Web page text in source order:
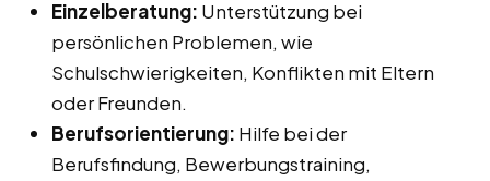
Einzelberatung: Unterstützung bei
persönlichen Problemen, wie
Schulschwierigkeiten, Konflikten mit Eltern
oder Freunden.
Berufsorientierung: Hilfe bei der
Berufsfindung, Bewerbungstraining,